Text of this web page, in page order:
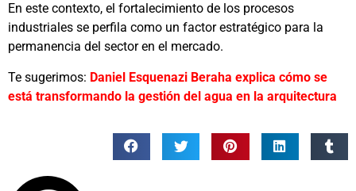
En este contexto, el fortalecimiento de los procesos
industriales se perfila como un factor estratégico para la
permanencia del sector en el mercado.
Te sugerimos: Daniel Esquenazi Beraha explica cómo se
está transformando la gestión del agua en la arquitectura